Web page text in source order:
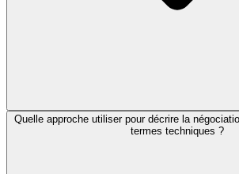
Quelle approche utiliser pour décrire la
termes techniques ?